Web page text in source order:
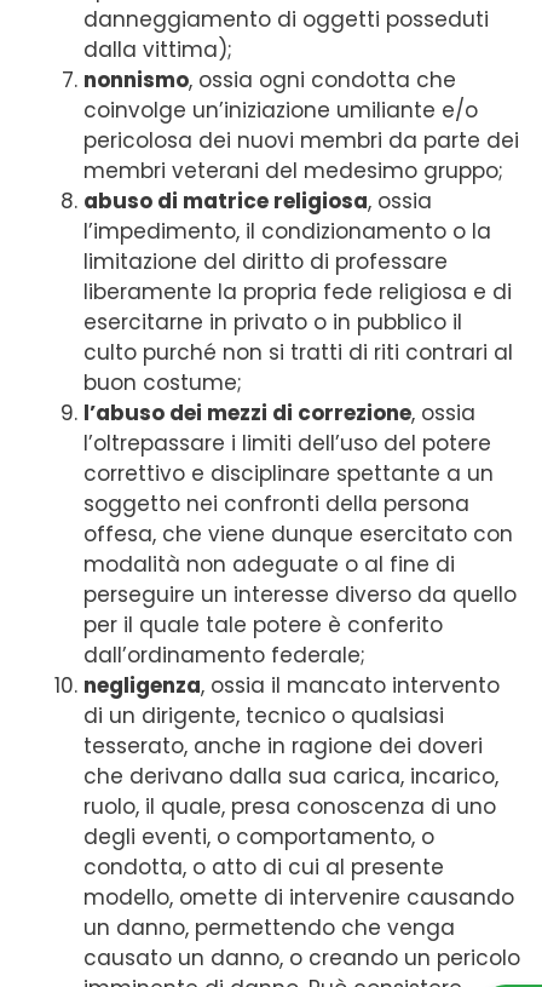
danneggiamento di oggetti posseduti
dalla vittima);
nonnismo, ossia ogni condotta che
coinvolge un’iniziazione umiliante e/o
pericolosa dei nuovi membri da parte dei
membri veterani del medesimo gruppo;
abuso di matrice religiosa, ossia
l’impedimento, il condizionamento o la
limitazione del diritto di professare
liberamente la propria fede religiosa e di
esercitarne in privato o in pubblico il
culto purché non si tratti di riti contrari al
buon costume;
l’abuso dei mezzi di correzione, ossia
l’oltrepassare i limiti dell’uso del potere
correttivo e disciplinare spettante a un
soggetto nei confronti della persona
offesa, che viene dunque esercitato con
modalità non adeguate o al fine di
perseguire un interesse diverso da quello
per il quale tale potere è conferito
dall’ordinamento federale;
negligenza, ossia il mancato intervento
di un dirigente, tecnico o qualsiasi
tesserato, anche in ragione dei doveri
che derivano dalla sua carica, incarico,
ruolo, il quale, presa conoscenza di uno
degli eventi, o comportamento, o
condotta, o atto di cui al presente
modello, omette di intervenire causando
un danno, permettendo che venga
causato un danno, o creando un pericolo